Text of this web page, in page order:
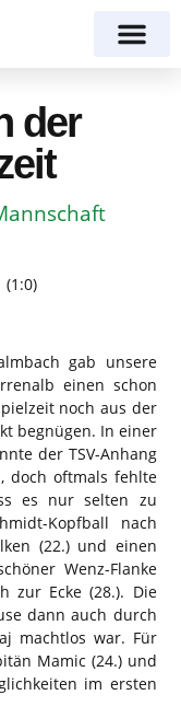
der
(1:0)
gab unsere
einen schon
noch aus der
begnügen. In einer
der TSV-Anhang
doch oftmals fehlte
es nur selten zu
Kopfball nach
(22.) und einen
Wenz-Flanke
zur Ecke (28.). Die
dann auch durch
machtlos war. Für
Mamic (24.) und
im ersten